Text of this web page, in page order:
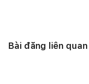
Bài đăng liên quan